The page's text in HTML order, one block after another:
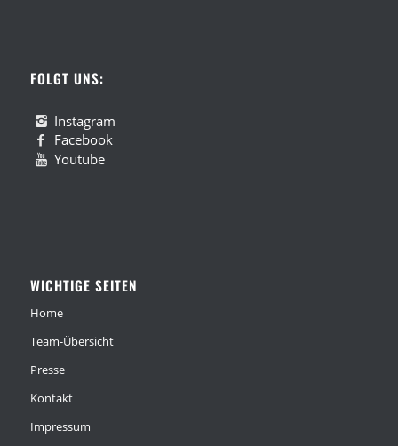
FOLGT UNS:
Instagram
Facebook
Youtube
WICHTIGE SEITEN
Home
Team-Übersicht
Presse
Kontakt
Impressum